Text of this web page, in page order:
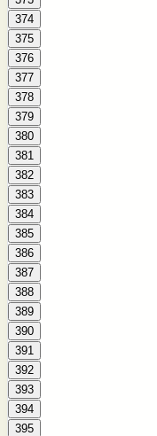
374
375
376
377
378
379
380
381
382
383
384
385
386
387
388
389
390
391
392
393
394
395